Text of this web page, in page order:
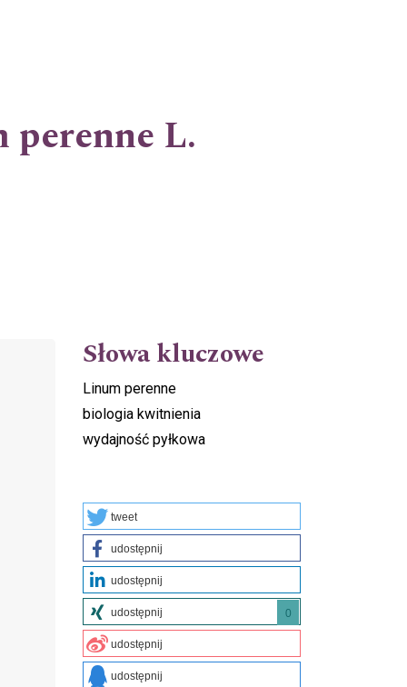
L.
Słowa kluczowe
Linum perenne
biologia kwitnienia
wydajność pyłkowa
tweet
udostępnij
udostępnij
udostępnij 0
udostępnij
udostępnij